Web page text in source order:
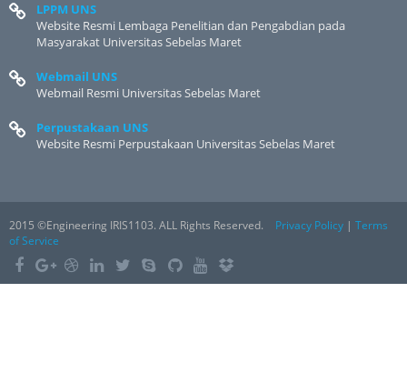
LPPM UNS
Website Resmi Lembaga Penelitian dan Pengabdian pada
Masyarakat Universitas Sebelas Maret
Webmail UNS
Webmail Resmi Universitas Sebelas Maret
Perpustakaan UNS
Website Resmi Perpustakaan Universitas Sebelas Maret
2015 ©Engineering IRIS1103. ALL Rights Reserved. Privacy Policy | Terms
of Service